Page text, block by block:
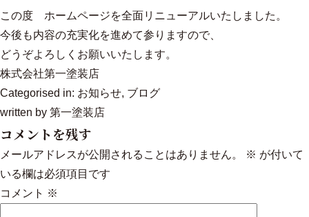
この度 ホームページを全面リニューアルいたしました。
今後も内容の充実化を進めて参りますので、
どうぞよろしくお願いいたします。
株式会社第一塗装店
Categorised in: お知らせ, ブログ
written by 第一塗装店
コメントを残す
メールアドレスが公開されることはありません。 ※ が付いて
いる欄は必須項目です
コメント ※